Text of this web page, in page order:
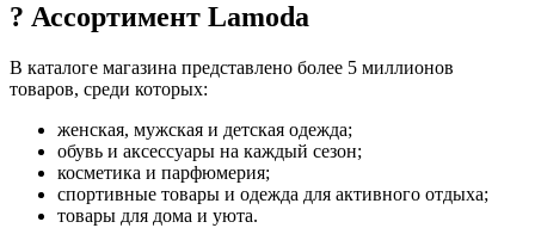
?️ Ассортимент Lamoda
В каталоге магазина представлено более 5 миллионов
товаров, среди которых:
женская, мужская и детская одежда;
обувь и аксессуары на каждый сезон;
косметика и парфюмерия;
спортивные товары и одежда для активного отдыха;
товары для дома и уюта.